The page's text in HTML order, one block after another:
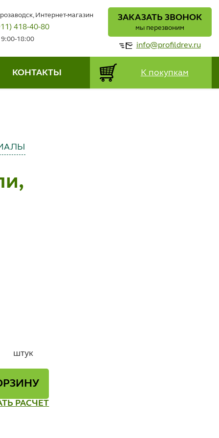
Интернет-магазин
418-40-80
9:00-18:00
ЗАКАЗАТЬ ЗВОНОК
мы перезвоним
info@profildrev.ru
КОНТАКТЫ К покупкам
штук
РАСЧЕТ